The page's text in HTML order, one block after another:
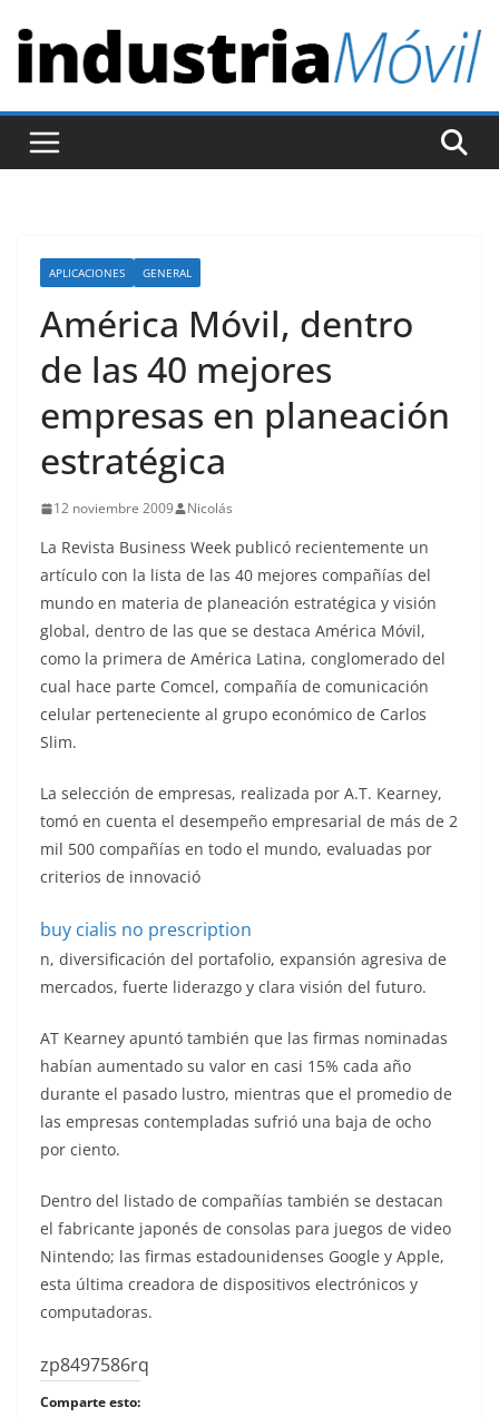
t
r
APLICACIONES GENERAL
América Móvil, dentro
de las 40 mejores
empresas en planeación
estratégica
12 noviembre 2009 Nicolás
La Revista Business Week publicó recientemente un
artículo con la lista de las 40 mejores compañías del
mundo en materia de planeación estratégica y visión
global, dentro de las que se destaca América Móvil,
como la primera de América Latina, conglomerado del
cual hace parte Comcel, compañía de comunicación
celular perteneciente al grupo económico de Carlos
Slim.
La selección de empresas, realizada por A.T. Kearney,
tomó en cuenta el desempeño empresarial de más de 2
mil 500 compañías en todo el mundo, evaluadas por
criterios de innovació
buy cialis no prescription
n, diversificación del portafolio, expansión agresiva de
mercados, fuerte liderazgo y clara visión del futuro.
AT Kearney apuntó también que las firmas nominadas
habían aumentado su valor en casi 15% cada año
durante el pasado lustro, mientras que el promedio de
las empresas contempladas sufrió una baja de ocho
por ciento.
Dentro del listado de compañías también se destacan
el fabricante japonés de consolas para juegos de video
Nintendo; las firmas estadounidenses Google y Apple,
esta última creadora de dispositivos electrónicos y
computadoras.
zp8497586rq
Comparte esto: